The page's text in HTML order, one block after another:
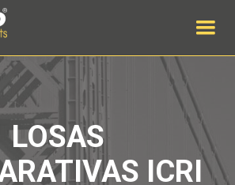
LOSAS
ICRI